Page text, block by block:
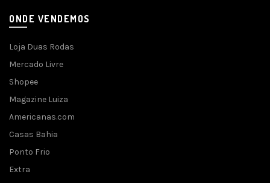
ONDE VENDEMOS
Loja Duas Rodas
Mercado Livre
Shopee
Magazine Luiza
Americanas.com
Casas Bahia
Ponto Frio
Extra